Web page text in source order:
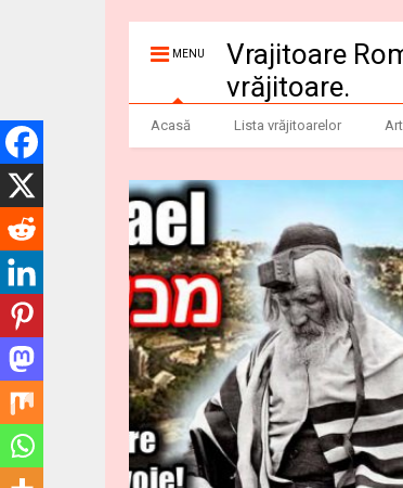
MENU
Vrajitoare
vrăjitoare.
Acasă Lista vrăjitoarelor